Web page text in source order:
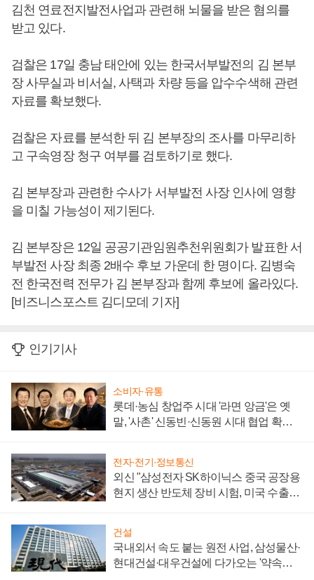
김천 연료전지발전사업과 관련해 뇌물을 받은 혐의를
받고 있다.
검찰은 17일 충남 태안에 있는 한국서부발전의 김 본부
장 사무실과 비서실, 사택과 차량 등을 압수수색해 관련
자료를 확보했다.
검찰은 자료를 분석한 뒤 김 본부장의 조사를 마무리하
고 구속영장 청구 여부를 검토하기로 했다.
김 본부장과 관련한 수사가 서부발전 사장 인사에 영향
을 미칠 가능성이 제기된다.
김 본부장은 12일 공공기관임원추천위원회가 발표한 서
부발전 사장 최종 2배수 후보 가운데 한 명이다. 김병숙
전 한국전력 전무가 김 본부장과 함께 후보에 올라있다.
[비즈니스포스트 김디모데 기자]
인기기사
소비자·유통
롯데·농심 창업주 시대 '라면 앙금'은 옛
말, '사촌' 신동빈·신동원 시대 협업 확대
전자·전기·정보통신
외신 "삼성전자 SK하이닉스 중국 공장용
현지 생산 반도체 장비 시험, 미국 수출통
건설
국내외서 속도 붙는 원전 사업, 삼성물산·
현대건설·대우건설에 다가오는 '약속의